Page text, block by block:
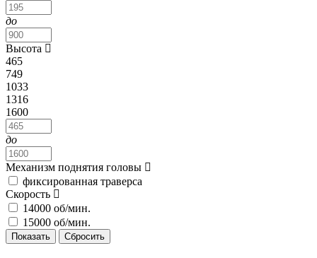
до
Высота
465
749
1033
1316
1600
до
Механизм поднятия головы
фиксированная траверса
Скорость
14000 об/мин.
15000 об/мин.